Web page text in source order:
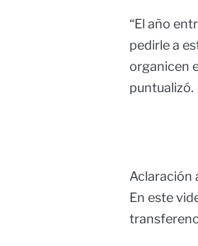
“El año
pedirle a
organicen
puntualizó.
Aclaración
En este